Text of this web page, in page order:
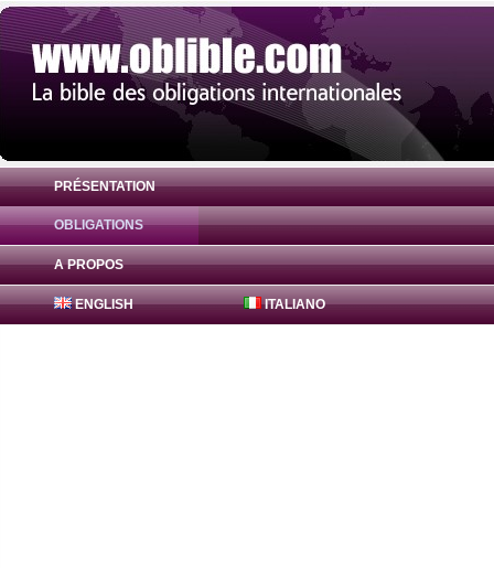
PRÉSENTATION
OBLIGATIONS
A PROPOS
ENGLISH ITALIANO
Obligation 21st Century Fox America 4% (